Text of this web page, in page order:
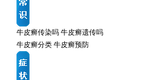
牛皮癣传染吗 牛皮癣遗传吗
牛皮癣分类 牛皮癣预防